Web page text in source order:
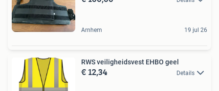
Arnhem 19 jul 26
RWS veiligheidsvest EHBO geel
€ 12,34 Details